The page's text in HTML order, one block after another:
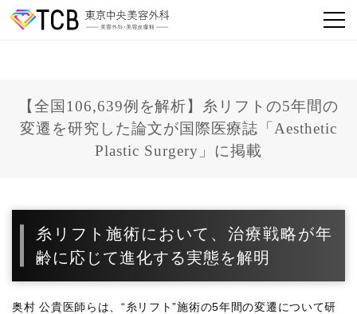
【全国106,639例を解析】糸リフトの5年間の
変遷を研究した論文が国際医療誌「Aesthetic
Plastic Surgery」に掲載
糸リフト施術において、治療戦略が年
齢に応じて進化する実態を解明
奥村 公貴医師らは、“糸リフト”施術の5年間の変遷について研